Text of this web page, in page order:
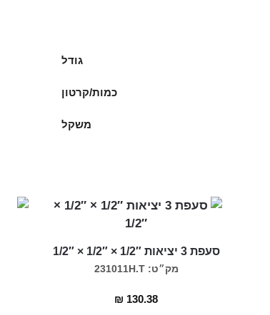
גודל
כמות/קרטון
משקל
סעפת 3 יציאות 1/2″ × 1/2″ × 1/2″
מק״ט: 231011H.T
₪ 130.38